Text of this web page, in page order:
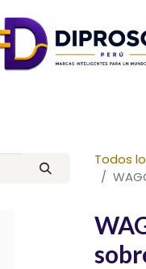
Todos